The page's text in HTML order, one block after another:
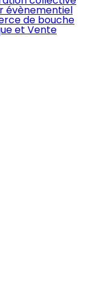
évènementiel
de bouche
et Vente